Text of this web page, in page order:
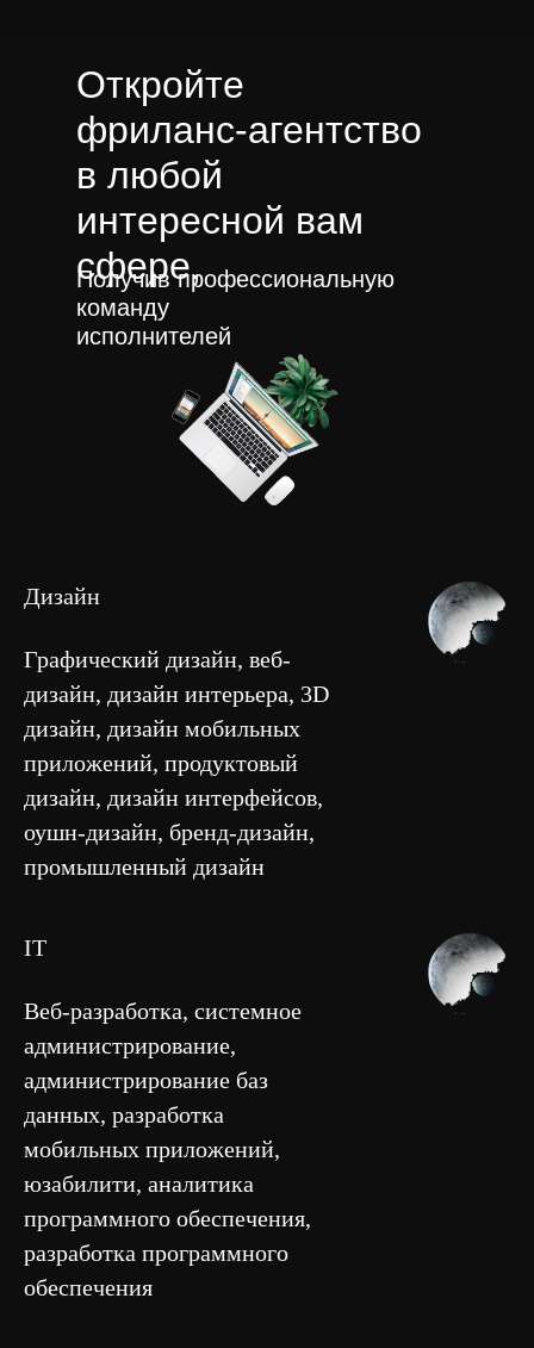
Откройте
фриланс-агентство
в любой
интересной вам
сфере,
Получив профессиональную
команду
исполнителей
Дизайн
Графический дизайн, веб-
дизайн, дизайн интерьера, 3D
дизайн, дизайн мобильных
приложений, продуктовый
дизайн, дизайн интерфейсов,
оушн-дизайн, бренд-дизайн,
промышленный дизайн
IT
Веб-разработка, системное
администрирование,
администрирование баз
данных, разработка
мобильных приложений,
юзабилити, аналитика
программного обеспечения,
разработка программного
обеспечения